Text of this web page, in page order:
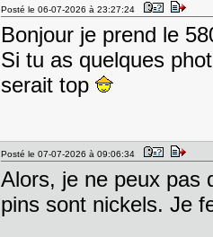
Posté le 06-07-2026 à 23:27:24
Bonjour je prend le
Si tu as quelques
serait top
Posté le 07-07-2026 à 09:06:34
Alors, je ne peux pas
pins sont nickels. Je